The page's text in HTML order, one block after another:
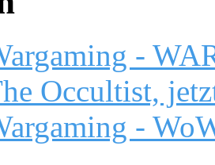
-
Occultist,
-